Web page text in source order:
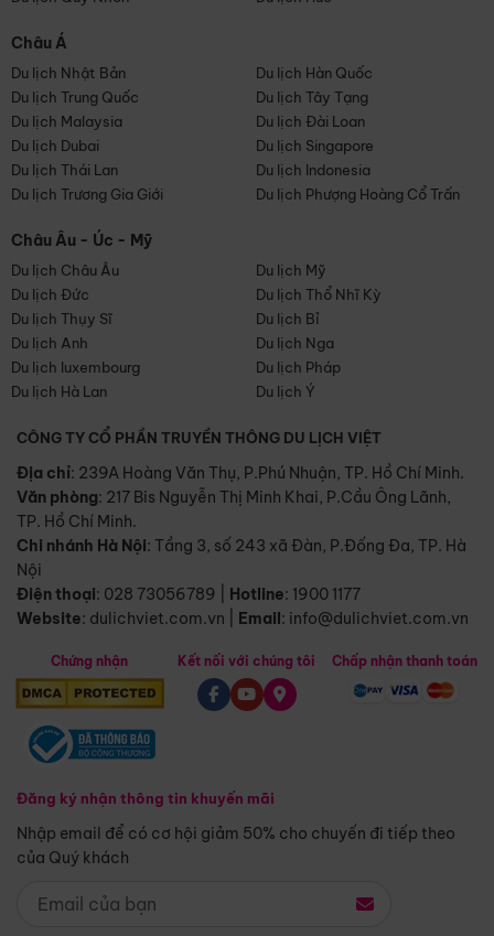
Châu Á
Du lịch Nhật Bản
Du lịch Hàn Quốc
Du lịch Trung Quốc
Du lịch Tây Tạng
Du lịch Malaysia
Du lịch Đài Loan
Du lịch Dubai
Du lịch Singapore
Du lịch Thái Lan
Du lịch Indonesia
Du lịch Trương Gia Giới
Du lịch Phượng Hoàng Cổ Trấn
Châu Âu - Úc - Mỹ
Du lịch Châu Âu
Du lịch Mỹ
Du lịch Đức
Du lịch Thổ Nhĩ Kỳ
Du lịch Thụy Sĩ
Du lịch Bỉ
Du lịch Anh
Du lịch Nga
Du lịch luxembourg
Du lịch Pháp
Du lịch Hà Lan
Du lịch Ý
CÔNG TY CỔ PHẦN TRUYỀN THÔNG DU LỊCH VIỆT
Địa chỉ: 239A Hoàng Văn Thụ, P.Phú Nhuận, TP. Hồ Chí Minh.
Văn phòng: 217 Bis Nguyễn Thị Minh Khai, P.Cầu Ông Lãnh,
TP. Hồ Chí Minh.
Chi nhánh Hà Nội: Tầng 3, số 243 xã Đàn, P.Đống Đa, TP. Hà
Nội
Điện thoại: 028 73056789 Hotline: 1900 1177
Website: dulichviet.com.vn Email: info@dulichviet.com.vn
Chứng nhận
Đăng ký nhận thông tin khuyến mãi
Nhập email để có cơ hội giảm 50% cho chuyến đi tiếp theo
của Quý khách
Kết nối với chúng tôi Chấp nhận thanh toán